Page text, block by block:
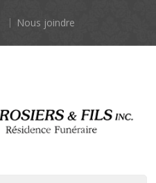
Nous joindre